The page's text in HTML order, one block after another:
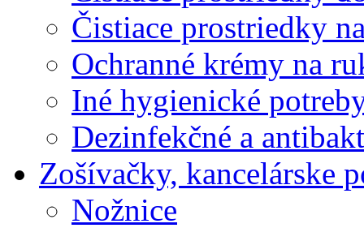
Čistiace prostriedky
Ochranné krémy na
Iné hygienické
Dezinfekčné a
Zošívačky, kancelárske
Nožnice